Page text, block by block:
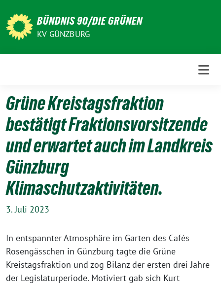
zum
Inhalt
BÜNDNIS 90/DIE GRÜNEN
KV GÜNZBURG
Grüne Kreistagsfraktion
bestätigt Fraktionsvorsitzende
und erwartet auch im Landkreis
Günzburg
Klimaschutzaktivitäten.
3. Juli 2023
In entspannter Atmosphäre im Garten des Cafés
Rosengässchen in Günzburg tagte die Grüne
Kreistagsfraktion und zog Bilanz der ersten drei Jahre
der Legislaturperiode. Motiviert gab sich Kurt